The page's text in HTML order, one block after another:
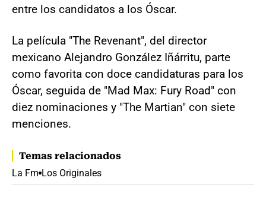
entre los candidatos a los Óscar.
La película "The Revenant", del director
mexicano Alejandro González Iñárritu, parte
como favorita con doce candidaturas para los
Óscar, seguida de "Mad Max: Fury Road" con
diez nominaciones y "The Martian" con siete
menciones.
Temas relacionados
La Fm Los Originales